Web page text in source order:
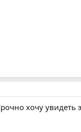
хочу увидеть